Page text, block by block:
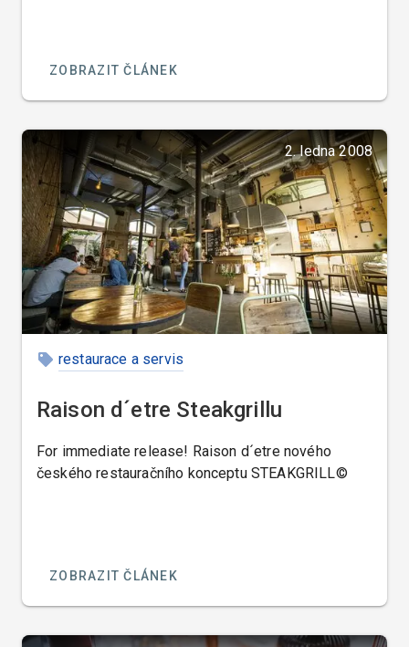
ZOBRAZIT ČLÁNEK
2. ledna 2008
restaurace a servis
Raison d´etre Steakgrillu
For immediate release! Raison d´etre nového
českého restauračního konceptu STEAKGRILL©
ZOBRAZIT ČLÁNEK